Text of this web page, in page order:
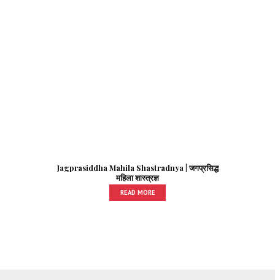
Jagprasiddha Mahila Shastradnya | जगप्रसिद्ध
महिला शास्त्रज्ञ
READ MORE